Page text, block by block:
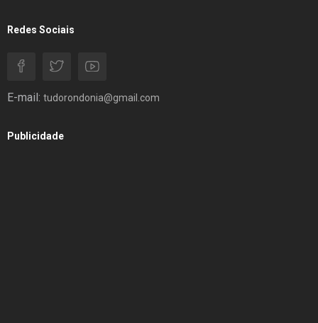
Redes Sociais
E-mail: tudorondonia@gmail.com
Publicidade